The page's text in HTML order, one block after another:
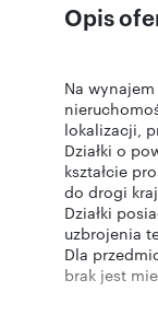
Opis
Na
lokalizacji,
Działki o
kształcie
do drogi
Działki
uzbrojenia
Dla
brak jest